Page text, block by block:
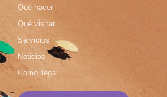
Qué hacer
Qué visitar
Servicios
Noticias
Cómo llegar